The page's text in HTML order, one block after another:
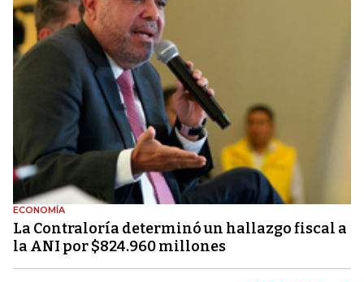
ECONOMÍA
La Contraloría determinó un hallazgo fiscal a
la ANI por $824.960 millones